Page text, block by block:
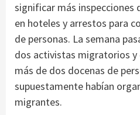
significar más inspecciones
en hoteles y arrestos para
de personas. La semana
dos activistas migratorios y
más de dos docenas de
supuestamente habían
migrantes.